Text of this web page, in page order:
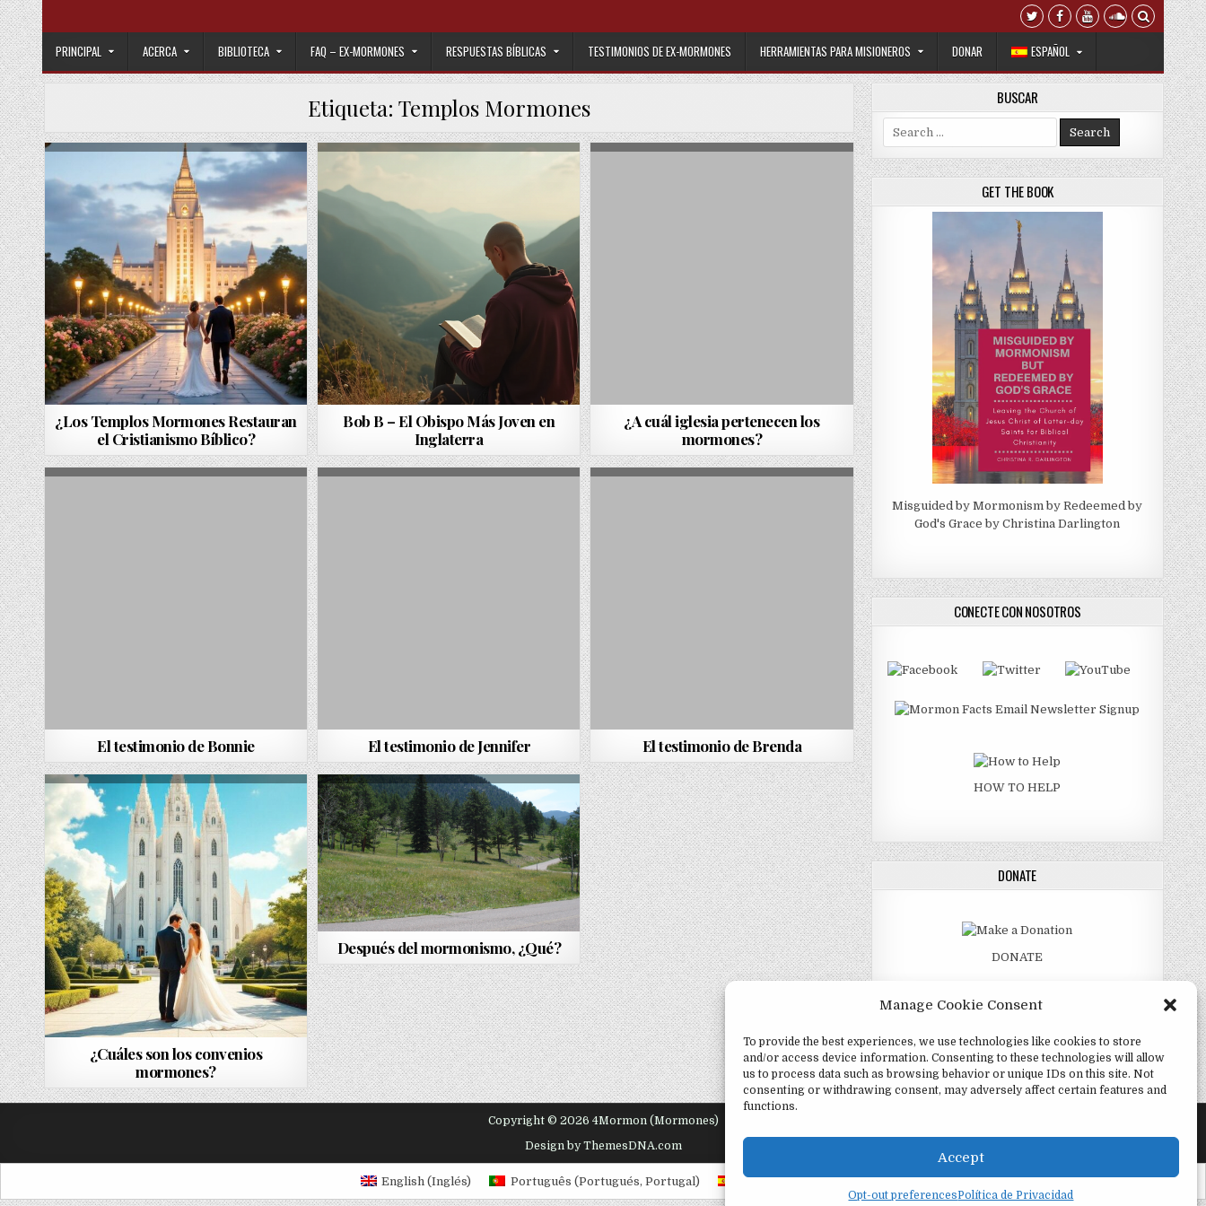
Manage Cookie Consent
To provide the best experiences, we use technologies like cookies to store
and/or access device information. Consenting to these technologies will allow
us to process data such as browsing behavior or unique IDs on this site. Not
consenting or withdrawing consent, may adversely affect certain features and
functions.
Accept
Opt-out preferencesPolítica de Privacidad
Skip to content
PRINCIPAL ACERCA BIBLIOTECA FAQ – EX-MORMONES RESPUESTAS BÍBLICAS TESTIMONIOS DE EX-MORMONES HERRAMIENTAS PARA MISIONEROS DONAR ESPAÑOL
Etiqueta: Templos Mormones
¿Los Templos Mormones Restauran
el Cristianismo Bíblico?
Bob B – El Obispo Más Joven en
Inglaterra
¿A cuál iglesia pertenecen los
mormones?
El testimonio de Bonnie El testimonio de Jennifer El testimonio de Brenda
¿Cuáles son los convenios
mormones?
Después del mormonismo, ¿Qué?
BUSCAR
Search for:
GET THE BOOK
Misguided by Mormonism by Redeemed by
God's Grace by Christina Darlington
CONECTE CON NOSOTROS
HOW TO HELP
DONATE
DONATE
Copyright © 2026 4Mormon (Mormones)
Design by ThemesDNA.com
English (Inglés) Português (Portugués, Portugal) Español Twi